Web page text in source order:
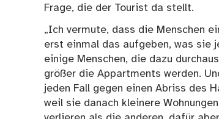
Frage, die der Tourist da stellt.
„Ich vermute, dass die Menschen
erst einmal das aufgeben, was sie
einige Menschen, die dazu
größer die Appartments werden.
jeden Fall gegen einen Abriss des
weil sie danach kleinere